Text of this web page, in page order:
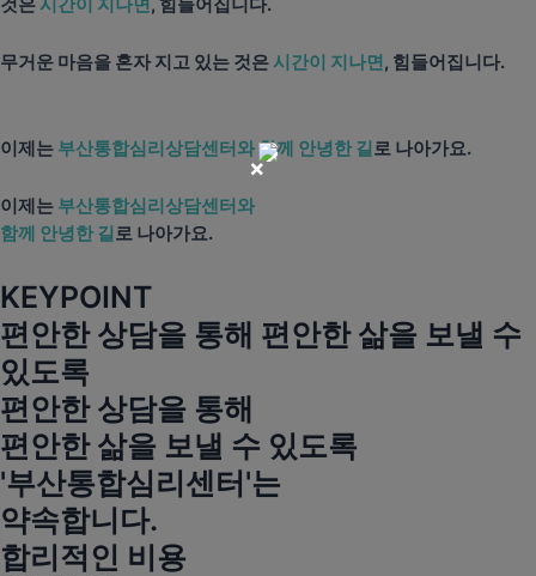
×
것은시간이 지나면, 힘들어집니다.
무거운 마음을 혼자 지고 있는 것은시간이 지나면, 힘들어집니다.
이제는 부산통합심리상담센터와 함께 안녕한 길로 나아가요.
이제는 부산통합심리상담센터와
함께 안녕한 길로 나아가요.
KEYPOINT
편안한 상담을 통해 편안한 삶을 보낼 수
있도록
편안한 상담을 통해
편안한 삶을 보낼 수 있도록
'부산통합심리센터'는
약속합니다.
합리적인 비용